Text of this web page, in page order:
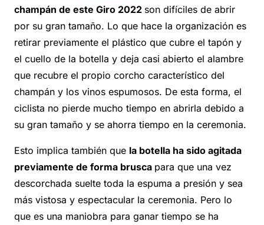
champán de este Giro 2022 son difíciles de abrir
por su gran tamaño. Lo que hace la organización es
retirar previamente el plástico que cubre el tapón y
el cuello de la botella y deja casi abierto el alambre
que recubre el propio corcho característico del
champán y los vinos espumosos. De esta forma, el
ciclista no pierde mucho tiempo en abrirla debido a
su gran tamaño y se ahorra tiempo en la ceremonia.
Esto implica también que la botella ha sido agitada
previamente de forma brusca para que una vez
descorchada suelte toda la espuma a presión y sea
más vistosa y espectacular la ceremonia. Pero lo
que es una maniobra para ganar tiempo se ha